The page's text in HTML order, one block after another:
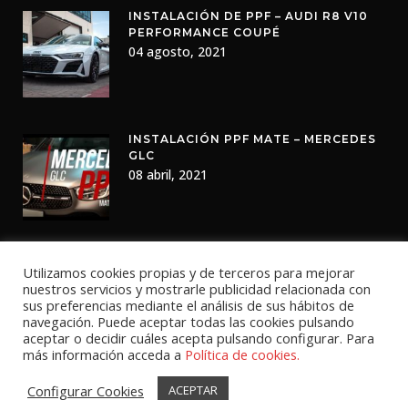
INSTALACIÓN DE PPF – AUDI R8 V10
PERFORMANCE COUPÉ
04 agosto, 2021
INSTALACIÓN PPF MATE – MERCEDES
GLC
08 abril, 2021
Utilizamos cookies propias y de terceros para mejorar
nuestros servicios y mostrarle publicidad relacionada con
sus preferencias mediante el análisis de sus hábitos de
navegación. Puede aceptar todas las cookies pulsando
aceptar o decidir cuáles acepta pulsando configurar. Para
más información acceda a Política de cookies.
Configurar Cookies
ACEPTAR